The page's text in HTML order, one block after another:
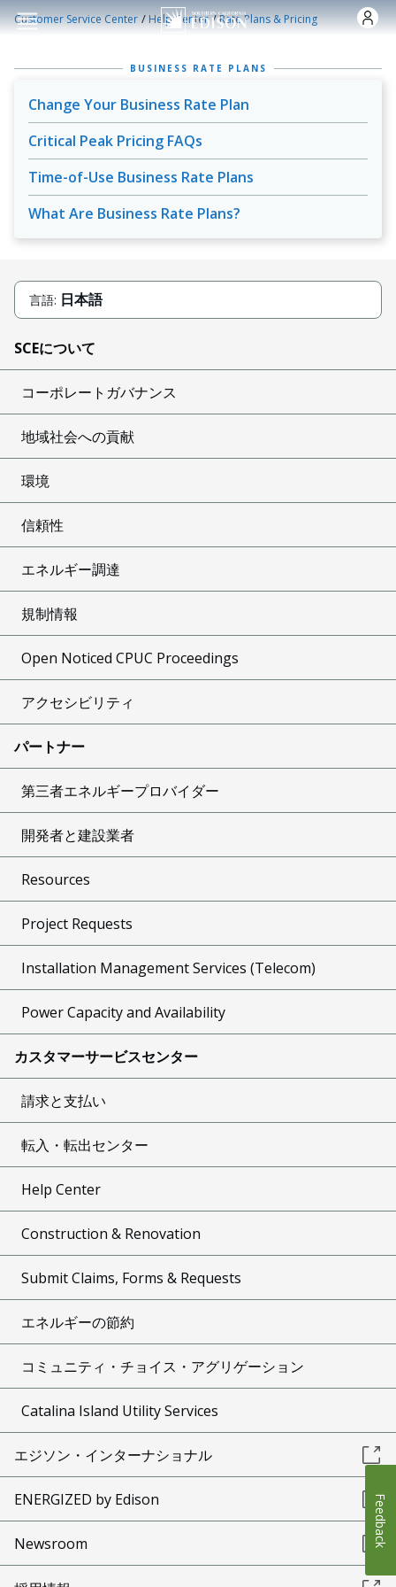
Skip to main content
Customer Service Center /Help Center /Rate Plans & Pricing
BUSINESS RATE PLANS
Change Your Business Rate Plan
Critical Peak Pricing FAQs
Time-of-Use Business Rate Plans
What Are Business Rate Plans?
言語: 日本語
SCEについて
コーポレートガバナンス
地域社会への貢献
環境
信頼性
エネルギー調達
規制情報
Open Noticed CPUC Proceedings
アクセシビリティ
パートナー
第三者エネルギープロバイダー
開発者と建設業者
Resources
Project Requests
Installation Management Services (Telecom)
Power Capacity and Availability
カスタマーサービスセンター
請求と支払い
転入・転出センター
Help Center
Construction & Renovation
Submit Claims, Forms & Requests
エネルギーの節約
コミュニティ・チョイス・アグリゲーション
Catalina Island Utility Services
エジソン・インターナショナル
ENERGIZED by Edison
Newsroom Feedback